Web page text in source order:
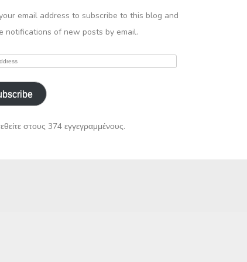
email address to subscribe to this blog and
notifications of new posts by email.
στους 374 εγγεγραμμένους.